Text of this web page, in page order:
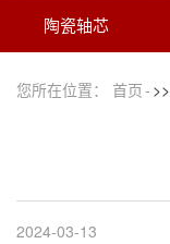
陶瓷轴芯
您所在位置： 首页 >>
2024-03-13